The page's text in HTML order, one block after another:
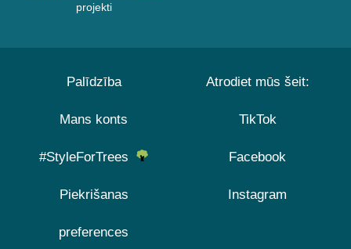
projekti
Palīdzība
Mans konts
#StyleForTrees
Piekrišanas
preferences
Atrodiet mūs šeit:
TikTok
Facebook
Instagram